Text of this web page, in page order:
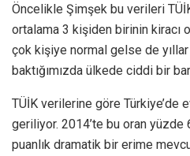
Öncelikle Şimşek bu verileri
ortalama 3 kişiden birinin kiracı
çok kişiye normal gelse de
baktığımızda ülkede ciddi bir
TÜİK verilerine göre Türkiye’de
geriliyor. 2014’te bu oran yüzde
puanlık dramatik bir erime